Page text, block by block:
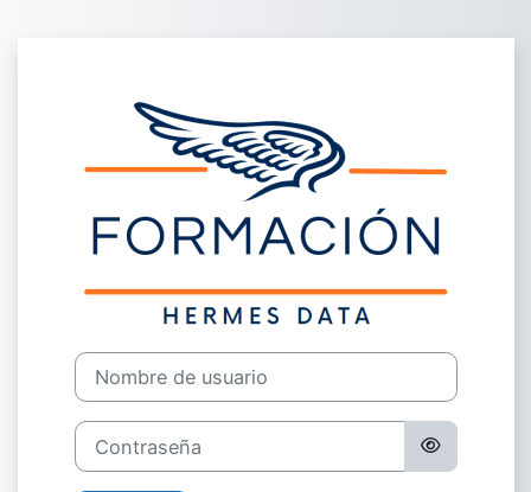
Entrar a
Nombre de usuario
Contraseña